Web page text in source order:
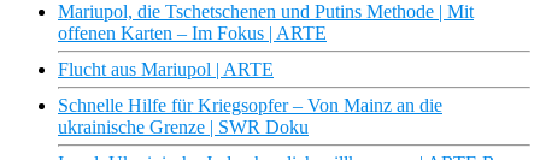
Mariupol, die Tschetschenen und Putins Methode | Mit
offenen Karten – Im Fokus | ARTE
Flucht aus Mariupol | ARTE
Schnelle Hilfe für Kriegsopfer – Von Mainz an die
ukrainische Grenze | SWR Doku